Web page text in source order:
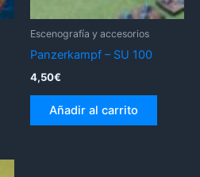
Escenografía y accesorios
Panzerkampf – SU 100
4,50€
Añadir al carrito